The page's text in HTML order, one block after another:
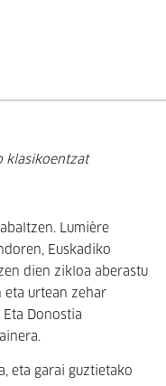
klasikoentzat
Lumière
Euskadiko
dien zikloa aberastu
eta urtean zehar
Donostia
eta garai guztietako